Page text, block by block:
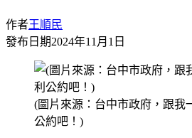
作者王順民
發布日期2024年11月1日
(圖片來源：台中市政府，跟我
公約吧！)